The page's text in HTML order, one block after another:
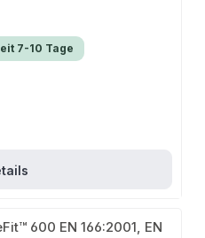
7-10 Tage